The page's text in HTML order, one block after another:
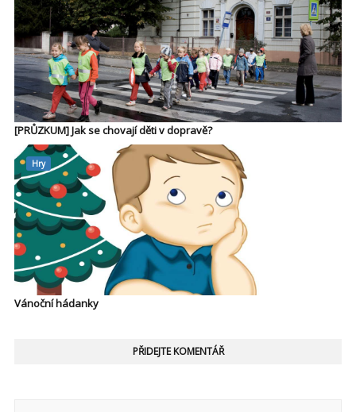
[PRŮZKUM] Jak se chovají děti v dopravě?
Hry
Vánoční hádanky
PŘIDEJTE KOMENTÁŘ